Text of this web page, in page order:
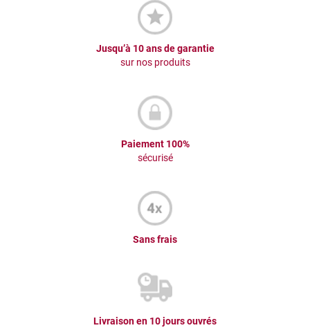
Jusqu’à 10 ans de garantie
sur nos produits
Paiement 100%
sécurisé
Sans frais
Livraison en 10 jours ouvrés